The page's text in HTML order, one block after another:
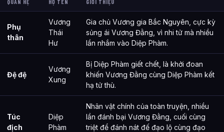
QUAN HỆ HỌ TÊN GIỚI THIỆU
Phụ
thân
Vương
Thái
Hư
Gia chủ Vương gia Bắc Nguyên, cực kỳ
sủng ái Vương Đằng, vì nhi tử mà nhiều
lần nhắm vào Diệp Phàm.
Đệ đệ
Vương
Xung
Bị Diệp Phàm giết chết, là khởi đoan
khiến Vương Đằng cùng Diệp Phàm kết
hạ tử thù.
Túc
địch
Diệp
Phàm
Nhân vật chính của toàn truyện, nhiều
lần đánh bại Vương Đằng, cuối cùng
triệt để đánh nát đế đạo lộ cùng đạo